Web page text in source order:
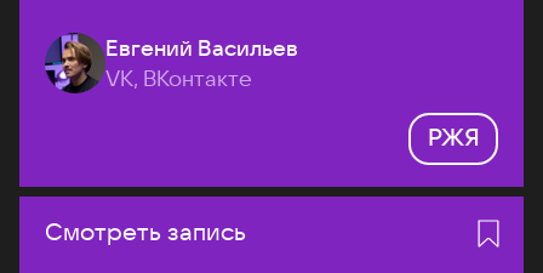
Евгений Васильев
VK, ВКонтакте
РЖЯ
Смотреть запись